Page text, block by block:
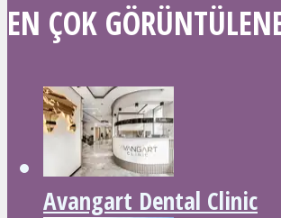
EN ÇOK
Avangart Dental Clinic